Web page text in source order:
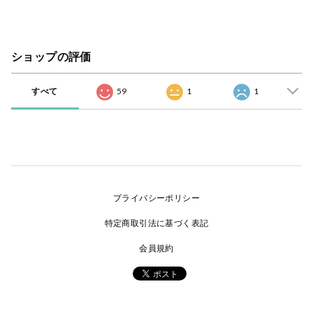
ショップの評価
すべて 59 1 1
プライバシーポリシー
特定商取引法に基づく表記
会員規約